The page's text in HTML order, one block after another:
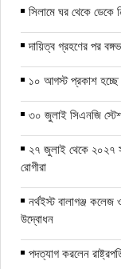
সিলামে ঘর থেকে ডেকে
দায়িত্ব গ্রহণের পর
১০ আগস্ট প্রকাশ
৩০ জুলাই সিএনজি
২৭ জুলাই থেকে ২০২৭
রোগীরা
নর্থইস্ট বালাগঞ্জ
উদ্বোধন
পদত্যাগ করলেন